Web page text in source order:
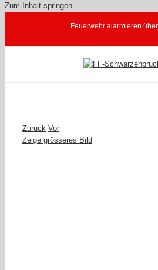
Zum Inhalt springen
Feuerwehr alarmieren
Zurück Vor
Zeige grösseres Bild